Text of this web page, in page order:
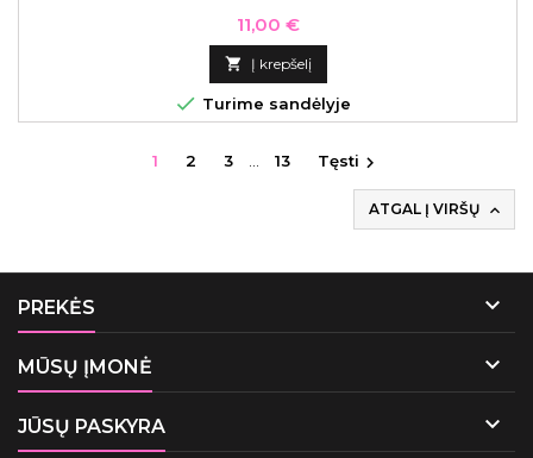
Kaina
11,00 €
 Į krepšelį
 Turime sandėlyje
1 2 3 13 Tęsti 
ATGAL Į VIRŠŲ 
PREKĖS 
MŪSŲ ĮMONĖ 
JŪSŲ PASKYRA 